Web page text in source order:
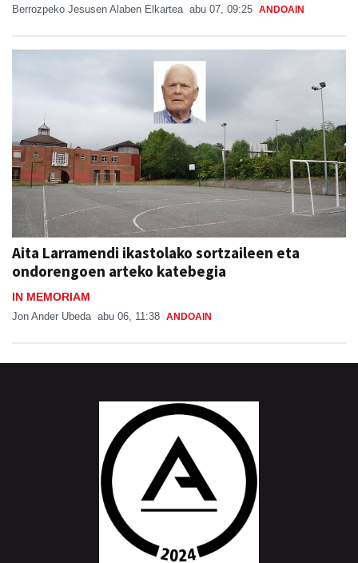
Berrozpeko Jesusen Alaben Elkartea abu 07, 09:25 ANDOAIN
Aita Larramendi ikastolako sortzaileen eta
ondorengoen arteko katebegia
IN MEMORIAM
Jon Ander Ubeda abu 06, 11:38 ANDOAIN